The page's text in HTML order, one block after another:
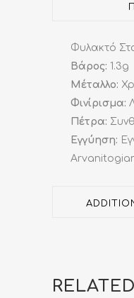
Φυλακτό
Βάρος: 1.3g
Μέταλλο:
Φινίρισμα:
Πέτρα:
Εγγύηση: